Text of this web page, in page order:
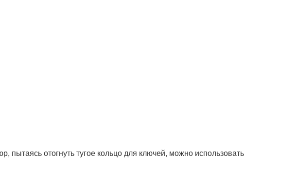
пытаясь отогнуть тугое кольцо для ключей, можно использовать